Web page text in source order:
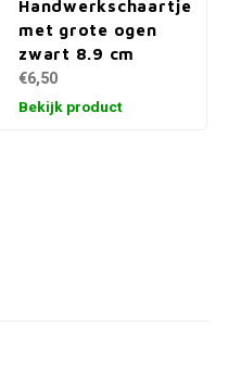
Handwerkschaartje
met grote ogen
zwart 8.9 cm
€6,50
Bekijk product